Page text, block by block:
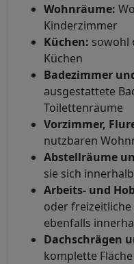
Wohnräume:
Kinderzimmer
Küchen: sowohl
Küchen
Badezimmer
ausgestattete
Toilettenräume
Vorzimmer,
nutzbaren
Abstellräume
sie sich
Arbeits- und
oder
ebenfalls
Dachschrägen
komplette